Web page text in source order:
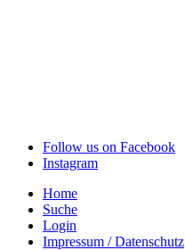
Follow us on Facebook
Instagram
Home
Suche
Login
Impressum / Datenschutz